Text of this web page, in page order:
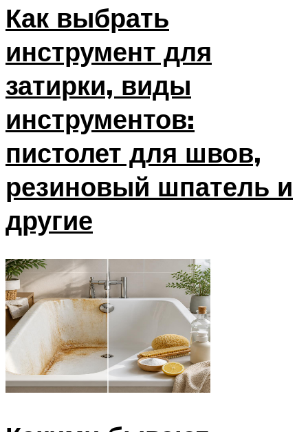
Как выбрать
инструмент для
затирки, виды
инструментов:
пистолет для швов,
резиновый шпатель и
другие